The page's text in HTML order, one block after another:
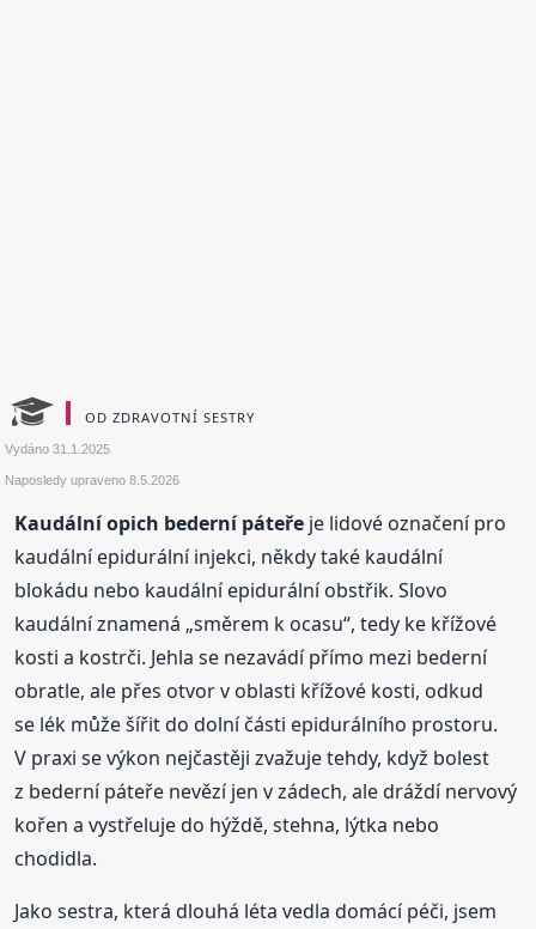
OD ZDRAVOTNÍ SESTRY
Vydáno31.1.2025
Naposledy upraveno8.5.2026
Kaudální opich bederní páteře je lidové označení pro
kaudální epidurální injekci, někdy také kaudální
blokádu nebo kaudální epidurální obstřik. Slovo
kaudální znamená „směrem k ocasu“, tedy ke křížové
kosti a kostrči. Jehla se nezavádí přímo mezi bederní
obratle, ale přes otvor v oblasti křížové kosti, odkud
se lék může šířit do dolní části epidurálního prostoru.
V praxi se výkon nejčastěji zvažuje tehdy, když bolest
z bederní páteře nevězí jen v zádech, ale dráždí nervový
kořen a vystřeluje do hýždě, stehna, lýtka nebo
chodidla.
Jako sestra, která dlouhá léta vedla domácí péči, jsem